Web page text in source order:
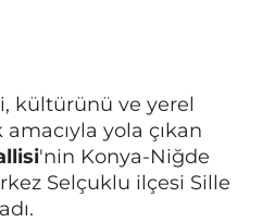
kültürünü ve yerel
yola çıkan
'nin Konya-Niğde
Selçuklu ilçesi Sille